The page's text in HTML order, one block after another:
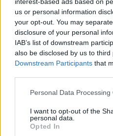
us or personal information
your opt-out. You may
disclosure of your personal
IAB’s list of downstream
also be disclosed by us to third
Downstream Participants that
Please note that this website/
not limited to your visit or
grant or deny consent to
use your data for below
Personal Data Processing
I want to opt-out of the
personal data.
Opted In
05/08/2026
Πρώτο δυνατό τεστ της
εδάφους με Σουηδία
ΓΝΩΜΕΣ